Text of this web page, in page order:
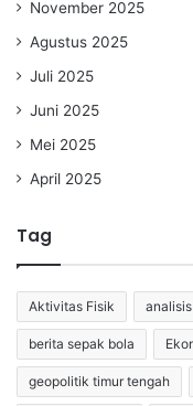
November 2025
Agustus 2025
Juli 2025
Juni 2025
Mei 2025
April 2025
Tag
Aktivitas Fisik
berita sepak bola
geopolitik timur tengah